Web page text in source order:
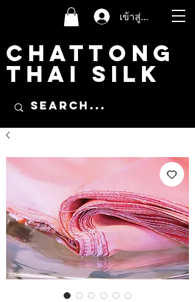
เข้าสู่ระบบ
CHATTONG
THAI SILK